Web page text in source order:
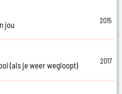
jou
2015
(als je weer wegloopt)
2017